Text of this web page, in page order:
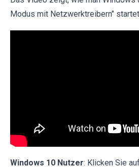
Modus mit Netzwerktreibern"
Windows 10 Nutzer: Klicken Sie